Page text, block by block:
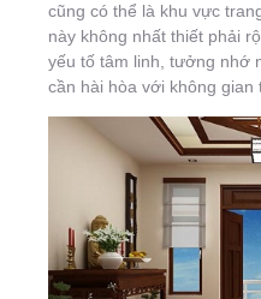
cũng có thể là khu vực
này không nhất thiết phải
yếu tố tâm linh, tưởng nhớ
cần hài hòa với không gian